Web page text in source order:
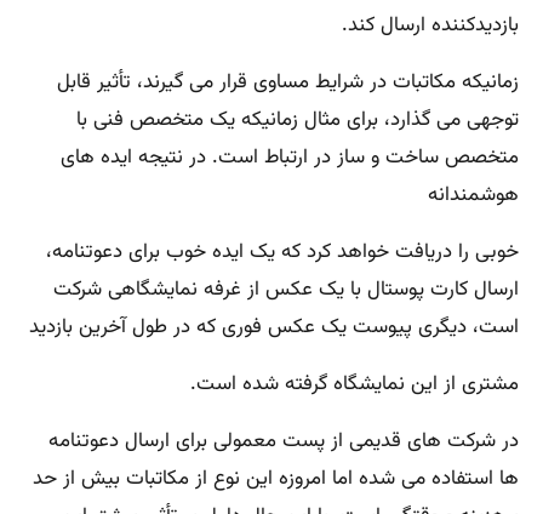
بازدیدکننده ارسال کند.
زمانیکه مکاتبات در شرایط مساوی قرار می گیرند، تأثیر قابل
توجهی می گذارد، برای مثال زمانیکه یک متخصص فنی با
متخصص ساخت و ساز در ارتباط است. در نتیجه ایده های
هوشمندانه
خوبی را دریافت خواهد کرد که یک ایده خوب برای دعوتنامه،
ارسال کارت پوستال با یک عکس از غرفه نمایشگاهی شرکت
است، دیگری پیوست یک عکس فوری که در طول آخرین بازدید
مشتری از این نمایشگاه گرفته شده است.
در شرکت های قدیمی از پست معمولی برای ارسال دعوتنامه
ها استفاده می شده اما امروزه این نوع از مکاتبات بیش از حد